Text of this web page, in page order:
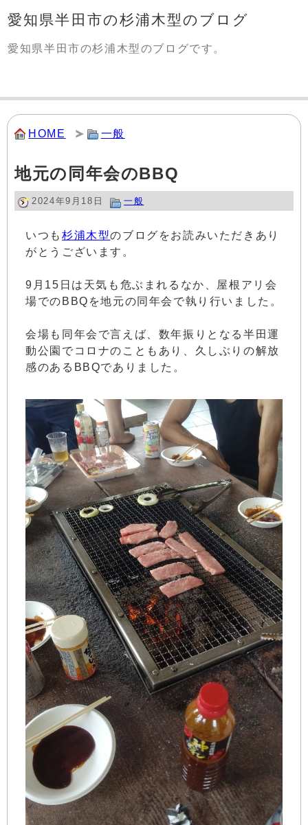
愛知県半田市の杉浦木型のブログ
愛知県半田市の杉浦木型のブログです。
HOME 一般
地元の同年会のBBQ
2024年9月18日 一般
いつも杉浦木型のブログをお読みいただきあり
がとうございます。
9月15日は天気も危ぶまれるなか、屋根アリ会
場でのBBQを地元の同年会で執り行いました。
会場も同年会で言えば、数年振りとなる半田運
動公園でコロナのこともあり、久しぶりの解放
感のあるBBQでありました。